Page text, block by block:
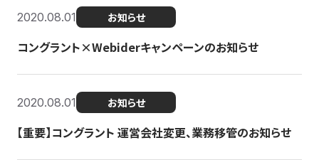
2020.08.01 お知らせ
コングラント×Webiderキャンペーンのお知らせ
2020.08.01 お知らせ
【重要】コングラント 運営会社変更、業務移管のお知らせ